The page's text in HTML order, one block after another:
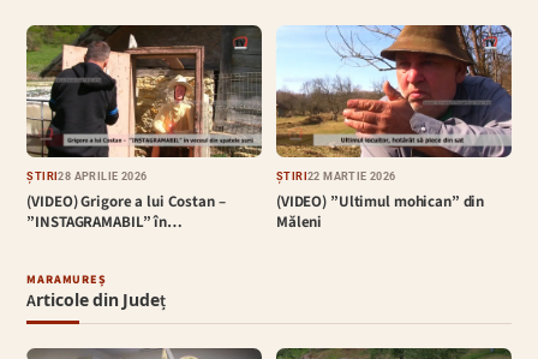
ȘTIRI28 APRILIE 2026
(VIDEO) Grigore a lui Costan –
”INSTAGRAMABIL” în…
ȘTIRI22 MARTIE 2026
(VIDEO) ”Ultimul mohican” din
Măleni
MARAMUREȘ
Articole din Județ